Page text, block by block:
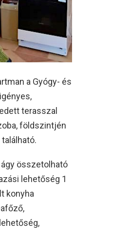
a Gyógy- és
terasszal
földszintjén
összetolható
lehetőség 1
konyha